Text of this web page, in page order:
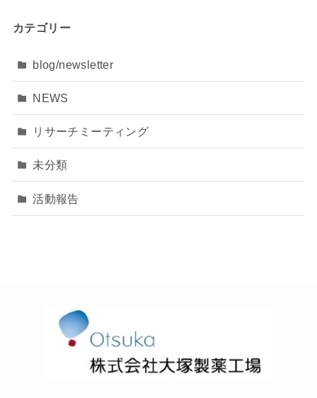
カテゴリー
blog/newsletter
NEWS
リサーチミーティング
未分類
活動報告